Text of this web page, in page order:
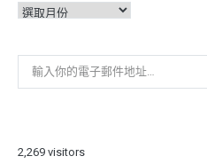
彙
輸入你的電子郵件地址…
2,269 visitors